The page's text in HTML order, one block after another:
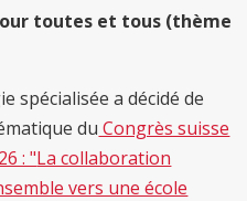
toutes et tous (thème
spécialisée a décidé de
du Congrès suisse
: "La collaboration
vers une école